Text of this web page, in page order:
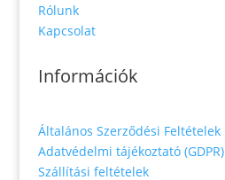
Rólunk
Kapcsolat
Információk
Általános Szerződési Feltételek
Adatvédelmi tájékoztató (GDPR)
Szállítási feltételek